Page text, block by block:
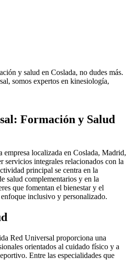
y salud en Coslada, no dudes más.
somos expertos en kinesiología,
Formación y Salud
empresa localizada en Coslada, Madrid,
servicios integrales relacionados con la
principal se centra en la
salud complementarios y en la
que fomentan el bienestar y el
inclusivo y personalizado.
Red Universal proporciona una
orientados al cuidado físico y a
Entre las especialidades que